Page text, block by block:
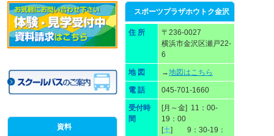
スポーツプラザホウトク金沢
住 所
〒236-0027
横浜市金沢区瀬戸22-
6
地 図 →地図はこちら
電 話 045-701-1660
受付時
間
[月～金] 11：00-
19：00
[土] 9：30-19：
資料